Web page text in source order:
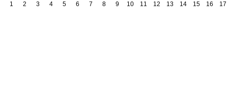
1 2 3 4 5 6 7 8 9 10 11 12 13 14 15 16 17